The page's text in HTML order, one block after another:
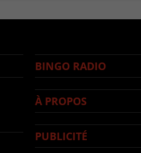
BINGO RADIO
À PROPOS
PUBLICITÉ